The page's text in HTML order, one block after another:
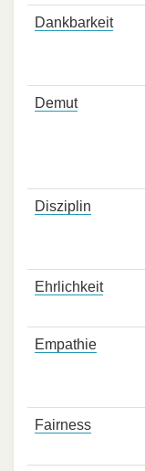
Dankbarkeit
Demut
Disziplin
Ehrlichkeit
Empathie
Fairness